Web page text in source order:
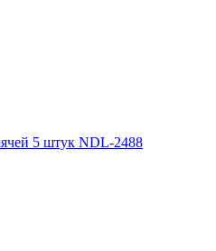
5 штук NDL-2488